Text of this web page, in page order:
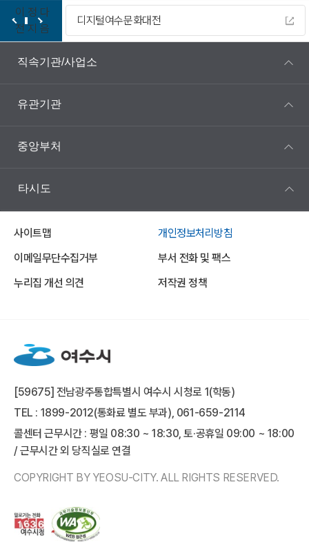
이
전
정
지
다
음
디지털여수문화대전
직속기관/사업소
유관기관
중앙부처
타시도
사이트맵
개인정보처리방침
이메일무단수집거부
부서 전화 및 팩스
누리집 개선 의견
저작권 정책
[59675] 전남광주통합특별시 여수시 시청로 1(학동)
TEL : 1899-2012(통화료 별도 부과), 061-659-2114
콜센터 근무시간 : 평일 08:30 ~ 18:30, 토·공휴일 09:00 ~ 18:00
/ 근무시간 외 당직실로 연결
COPYRIGHT BY YEOSU-CITY. ALL RIGHTS RESERVED.